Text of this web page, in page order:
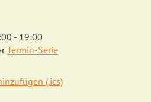
- 19:00
Termin-Serie
(.ics)